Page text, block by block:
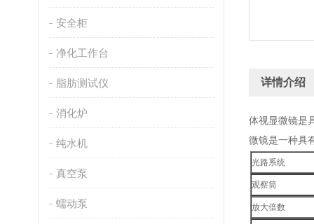
安全柜
净化工作台
脂肪测试仪
消化炉
纯水机
真空泵
蠕动泵
详情介绍
体视显微镜是
微镜是一种具
光路系统
观察筒
放大倍数